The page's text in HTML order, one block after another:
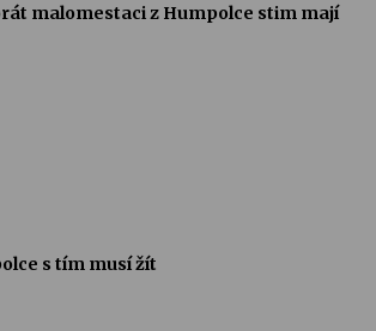
malomestaci z Humpolce stim mají
s tím musí žít